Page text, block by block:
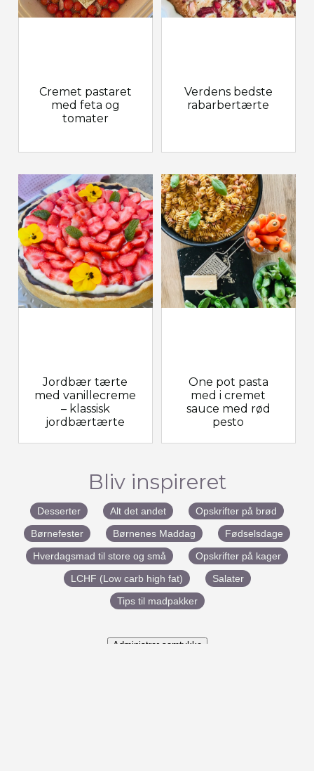
Cremet pastaret
med feta og
tomater
Jordbær tærte
med vanillecreme
– klassisk
jordbærtærte
Verdens bedste
rabarbertærte
One pot pasta
med i cremet
sauce med rød
pesto
Bliv inspireret
Desserter Alt det andet
Opskrifter på brød
Børnefester
Børnenes Maddag
Fødselsdage
Hverdagsmad til store og små
Opskrifter på kager
LCHF (Low carb high fat)
Salater
Tips til madpakker
Administrer samtykke